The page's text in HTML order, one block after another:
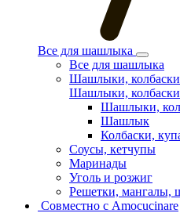
Все для шашлыка
Все для шашлыка
Шашлыки,
Шашлыки,
Шашлыки,
Шашлык
Колбаски,
Соусы, кетчупы
Маринады
Уголь и розжиг
Решетки, мангалы,
Совместно с Amocucinare